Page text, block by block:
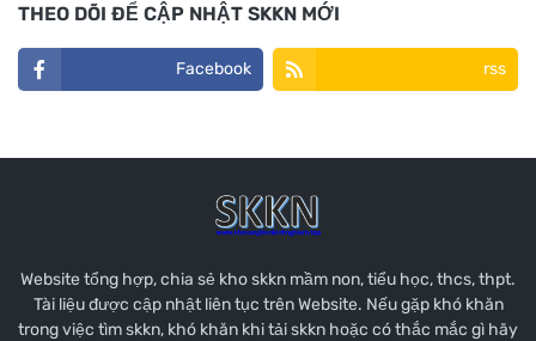
THEO DÕI ĐỂ CẬP NHẬT SKKN MỚI
Facebook rss
Website tổng hợp, chia sẻ kho skkn mầm non, tiểu học, thcs, thpt.
Tài liệu được cập nhật liên tục trên Website. Nếu gặp khó khăn
trong việc tìm skkn, khó khăn khi tải skkn hoặc có thắc mắc gì hãy